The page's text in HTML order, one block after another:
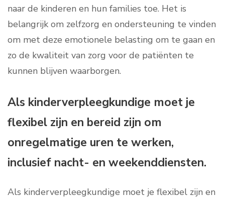
naar de kinderen en hun families toe. Het is
belangrijk om zelfzorg en ondersteuning te vinden
om met deze emotionele belasting om te gaan en
zo de kwaliteit van zorg voor de patiënten te
kunnen blijven waarborgen.
Als kinderverpleegkundige moet je
flexibel zijn en bereid zijn om
onregelmatige uren te werken,
inclusief nacht- en weekenddiensten.
Als kinderverpleegkundige moet je flexibel zijn en